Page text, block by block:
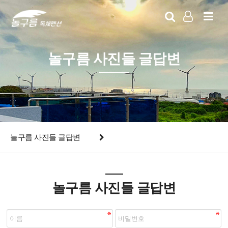
LOG IN
SIGN UP
놀구름 사진들 글답변
놀구름 사진들 글답변
놀구름 사진들 글답변